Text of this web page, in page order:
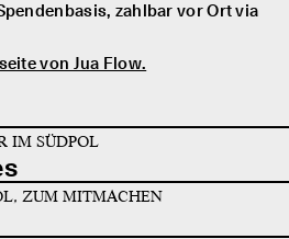
zahlbar vor Ort via
von Jua Flow.
IM SÜDPOL
ZUM MITMACHEN